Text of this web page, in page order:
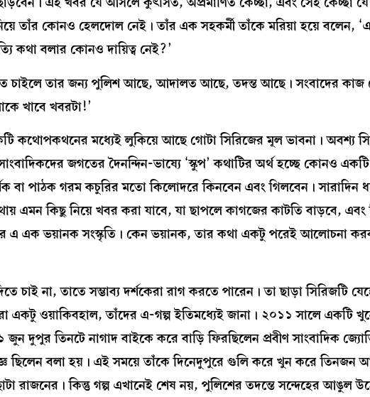
তাঁর কোনও হেলদোল নেই। তাঁর এক সহকর্মী তাঁকে মরিয়া হয়ে বলেন,
কথা বলার কোনও দায়িত্ব নেই?’
চাইলে তার জন্য পুলিশ আছে, আদালত আছে, তদন্ত আছে। সংবাদের
খাবে খবরটা!’
কথোপকথনের মধ্যেই লুকিয়ে আছে গোটা সিরিজের মূল ভাবনা। অবশ্য
জগতের দৈনন্দিন-ভাষ্যে ‘স্কুপ’ কথাটির অর্থ হচ্ছে কোনও
বা পাঠক গরম কচুরির মতো কিলোদরে কিনবেন এবং গিলবেন। সারাদিন
এমন কিছু নিয়ে খবর করা যাবে, যা ছাপলে কাগজের কাটতি বাড়বে, এবং
এ এক ভয়ানক সংস্কৃতি। কেন ভয়ানক, তার কথা একটু পরেই আলোচনা
চাই না, তাতে সম্ভাব্য দর্শকেরা রাগ করতে পারেন। তা ছাড়া সিরিজটি
একটু ওয়াকিবহাল, তাঁদের এ-গল্প ইতিমধ্যেই জানা। ২০১১ সালে একটি
দুপুর তিনটে নাগাদ বাইকে করে বাড়ি ফিরছিলেন প্রবীণ সাংবাদিক
ছিলেন বলা হয়। এই সময়ে তাঁকে দিনেদুপুরে গুলি করে খুন করে তিনজন
রাজনের। কিন্তু গল্প এখানেই শেষ নয়, পুলিশের তদন্তে সন্দেহের আঙুল